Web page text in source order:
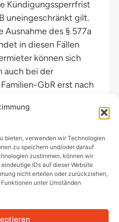
bieten, verwenden wir Technologien
zu speichern und/oder darauf
zustimmen, können wir
IDs auf dieser Website
nicht erteilen oder zurückziehen,
unter Umständen
Kündigungssperrfrist
uneingeschränkt gilt.
Ausnahme des § 577a
in diesen Fällen
können sich
auch bei der
GbR erst nach
berufen, welches
GbR ist.